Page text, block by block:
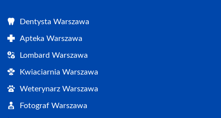
Dentysta Warszawa
Apteka Warszawa
Lombard Warszawa
Kwiaciarnia Warszawa
Weterynarz Warszawa
Fotograf Warszawa